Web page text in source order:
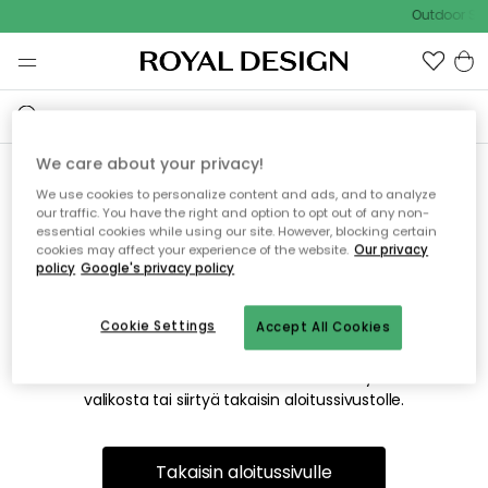
Outdoor
Emme valitettavasti löydä
etsimääsi sivua
Tämä voi johtua siitä, että sivua ei enää ole tai siitä, että se
on siirretty muualle. Pahoittelemme tästä mahdollisesti
valikosta tai siirtyä takaisin aloitussivustolle.
Takaisin aloitussivulle
We care about your privacy!
We use cookies to personalize content and ads, and to analyze
our traffic. You have the right and option to opt out of any non-
essential cookies while using our site. However, blocking certain
cookies may affect your experience of the website. Our privacy
policy Google's privacy policy
Accept All Cookies
Cookie Settings